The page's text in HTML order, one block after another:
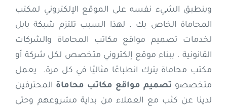
وينطبق الشيء نفسه على الموقع الإلكتروني لمكتب
المحاماة الخاص بك . لهذا السبب تلتزم شبكة بابل
لخدمات تصميم مواقع مكاتب المحاماة والشركات
القانونية . ببناء موقع إلكتروني متخصص لكل شركة أو
مكتب محاماة يترك انطباعًا مثاليًا في كل مرة. يعمل
متخصصو تصميم مواقع مكاتب محاماة المحترفين
لدينا عن كثب مع العملاء من بداية مشروعهم وحتى